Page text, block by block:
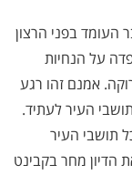
העומד בפני הרצון
על הנחיות
אמנם זהו רגע
העיר לעתיד.
תושבי העיר
הדיון מחר בקבינט